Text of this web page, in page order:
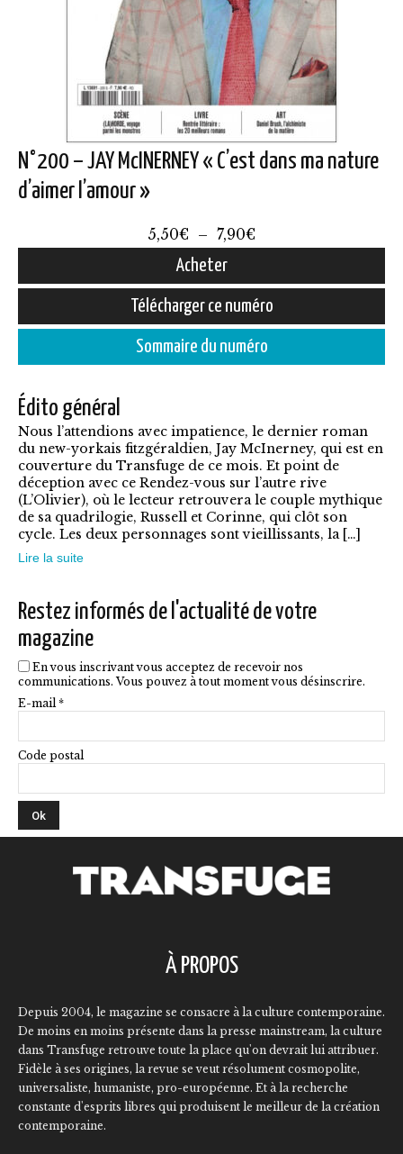
N°200 – JAY McINERNEY « C’est dans ma nature
d’aimer l’amour »
5,50€ – 7,90€
prix :
5,50€
à
7,90€
Acheter
produit
variations.
Les
options
peuvent
être
choisies
la
page
du
produit
Télécharger ce numéro
Sommaire du numéro
Édito général
Nous l’attendions avec impatience, le dernier roman
du new-yorkais fitzgéraldien, Jay McInerney, qui est en
couverture du Transfuge de ce mois. Et point de
déception avec ce Rendez-vous sur l’autre rive
(L’Olivier), où le lecteur retrouvera le couple mythique
de sa quadrilogie, Russell et Corinne, qui clôt son
cycle. Les deux personnages sont vieillissants, la […]
Lire la suite
Restez informés de l'actualité de votre
magazine
En vous inscrivant vous acceptez de recevoir nos
communications. Vous pouvez à tout moment vous désinscrire.
E-mail *
Code postal
À PROPOS
Depuis 2004, le magazine se consacre à la culture contemporaine.
De moins en moins présente dans la presse mainstream, la culture
dans Transfuge retrouve toute la place qu'on devrait lui attribuer.
Fidèle à ses origines, la revue se veut résolument cosmopolite,
universaliste, humaniste, pro-européenne. Et à la recherche
constante d'esprits libres qui produisent le meilleur de la création
contemporaine.